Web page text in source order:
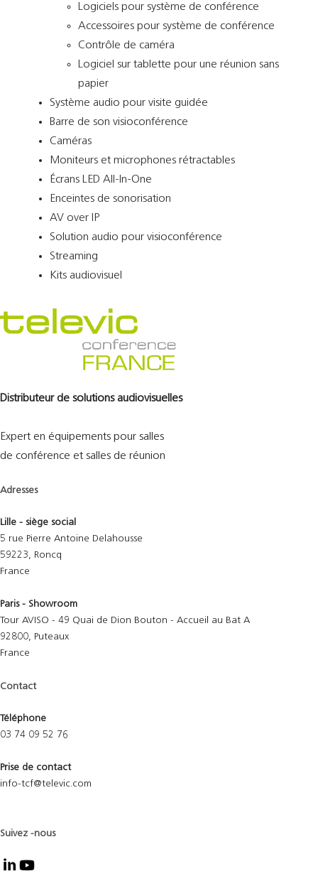
Logiciels pour système de conférence
Accessoires pour système de conférence
Contrôle de caméra
Logiciel sur tablette pour une réunion sans
papier
Système audio pour visite guidée
Barre de son visioconférence
Caméras
Moniteurs et microphones rétractables
Écrans LED All-In-One
Enceintes de sonorisation
AV over IP
Solution audio pour visioconférence
Streaming
Kits audiovisuel
Distributeur de solutions audiovisuelles
Expert en équipements pour salles
de conférence et salles de réunion
Adresses
Lille - siège social
5 rue Pierre Antoine Delahousse
59223, Roncq
France
Paris - Showroom
Tour AVISO - 49 Quai de Dion Bouton - Accueil au Bat A
92800, Puteaux
France
Contact
Téléphone
03 74 09 52 76
Prise de contact
info-tcf@televic.com
Suivez -nous